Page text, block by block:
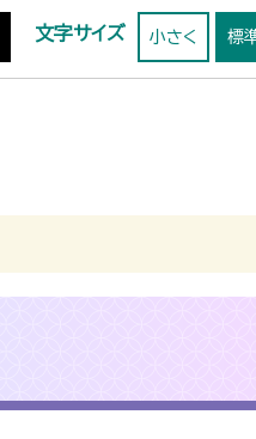
文字サイズ 小さく 標